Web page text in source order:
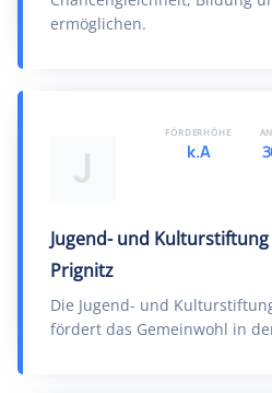
ermöglichen.
J
Jugend- und
Prignitz
Die Jugend- und
fördert das Gemeinwohl in
FÖRDERHÖHE
k.A